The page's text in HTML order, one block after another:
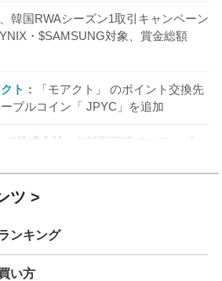
韓国RWAシーズン1取引キャンペーン
・$SAMSUNG対象、賞金総額
ト
「モアクト」 のポイント交換先
ブルコイン「 JPYC」を追加
ド株式会社
信託型円建てステーブル
ツ
ンキング
い方